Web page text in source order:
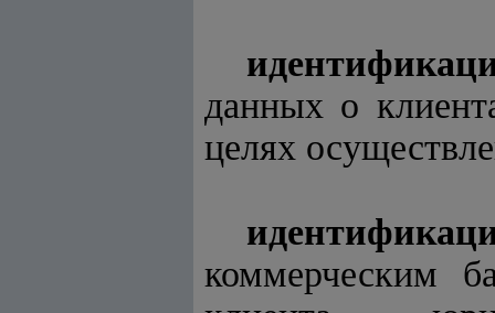
данных о
целях
коммерческим